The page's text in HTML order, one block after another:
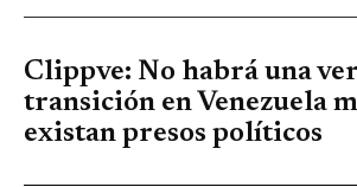
Clippve: No habrá una
transición en Venezuela
existan presos políticos